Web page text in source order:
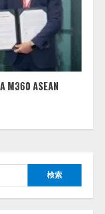
M360 ASEAN